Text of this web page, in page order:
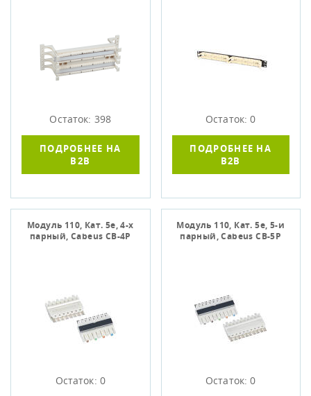
Остаток: 398
ПОДРОБНЕЕ НА
B2B
Остаток: 0
ПОДРОБНЕЕ НА
B2B
Модуль 110, Кат. 5e, 4-х
парный, Cabeus CB-4P
Остаток: 0
Модуль 110, Кат. 5е, 5-и
парный, Cabeus CB-5P
Остаток: 0